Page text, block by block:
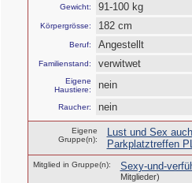
Gewicht: 91-100 kg
Körpergrösse: 182 cm
Beruf: Angestellt
Familienstand: verwitwet
Eigene
Haustiere:
nein
Raucher: nein
Eigene
Gruppe(n):
Lust und Sex
Parkplatztreffen
Mitglied in Gruppe(n): Sexy-und-
Mitglieder)